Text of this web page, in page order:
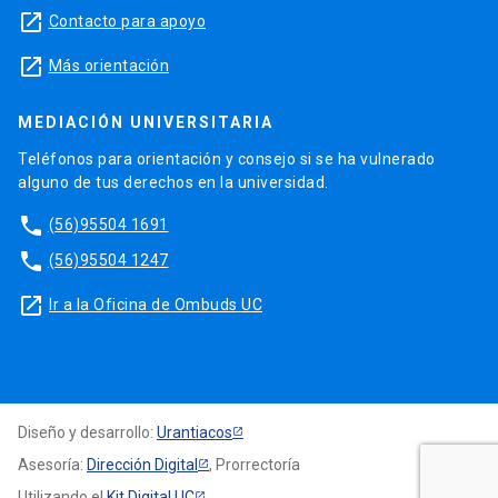
launch Contacto para apoyo
launch Más orientación
MEDIACIÓN UNIVERSITARIA
Teléfonos para orientación y consejo si se ha vulnerado
alguno de tus derechos en la universidad.
phone (56)95504 1691
phone (56)95504 1247
launch Ir a la Oficina de Ombuds UC
Diseño y desarrollo: Urantiacos
Asesoría: Dirección Digital
, Prorrectoría